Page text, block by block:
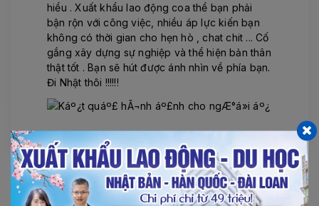
hiểu . Xuất khẩu lao động coa thể bạn phải
bận rộn với công việc, nhiều áp lực kiến bạn
không có thời gian cho hẹn hò , chat chit ... Cố
gắng xây dựng sự nghiệp và thể hiện bản thân
thật tốt . Bạn sẽ hút được ánh nhìn về phía bạn.
Đi Nhật thôi !!!!!!